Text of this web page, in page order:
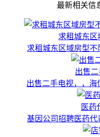
最新相关信
求租城东区
求租城东区域房型不
出售
出售二手电视，，海
医药
基因公司招聘医药代